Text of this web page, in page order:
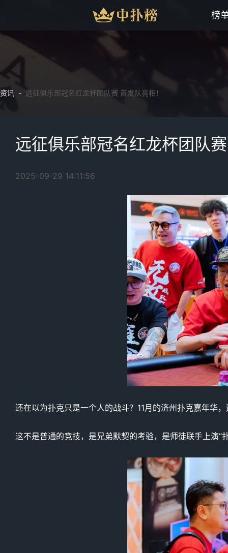
榜
资讯 - 远征俱乐部冠名红龙杯团队赛 首发队亮相！
远征俱乐部冠名红龙杯团队
2025-09-29 14:11:56
还在以为扑克只是一个人的战斗？11月的济州扑克嘉年华
这不是普通的竞技，是兄弟默契的考验，是师徒联手上演“